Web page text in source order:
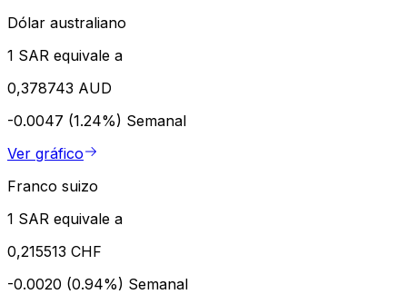
Dólar australiano
1 SAR equivale a
0,378743 AUD
-0.0047 (1.24%) Semanal
Ver gráfico
Franco suizo
1 SAR equivale a
0,215513 CHF
-0.0020 (0.94%) Semanal